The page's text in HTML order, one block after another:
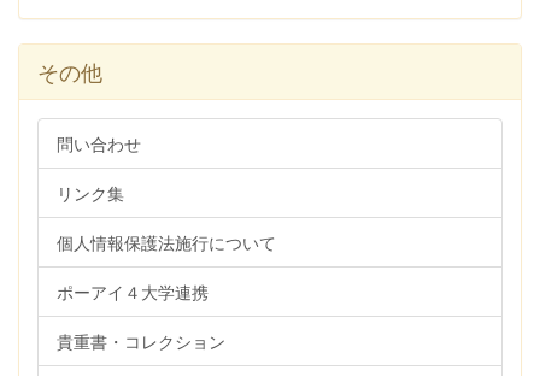
その他
問い合わせ
リンク集
個人情報保護法施行について
ポーアイ４大学連携
貴重書・コレクション